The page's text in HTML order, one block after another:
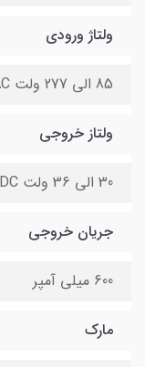
ولتاژ ورودی
85 الی 277 ولت AC
ولتاز خروجی
30 الی 36 ولت DC
جریان خروجی
600 میلی آمپر
مارک